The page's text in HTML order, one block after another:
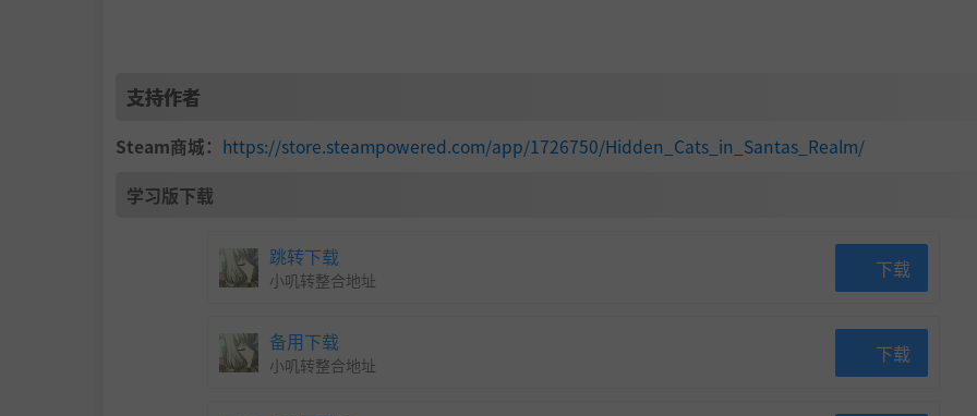
魔法森林：
精灵酒吧：100只小猫
支持作者
Steam商城： https://store.steampowered.com/app/1726750/Hidden_Cats_in_Santas_Realm/
学习版下载
跳转下载
小叽转整合地址 下载
备用下载
小叽转整合地址 下载